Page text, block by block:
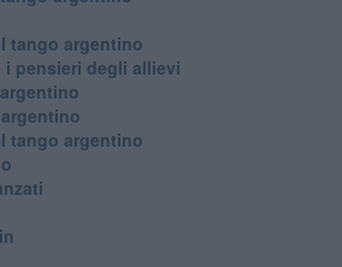
tango argentino
i pensieri degli allievi
tango argentino